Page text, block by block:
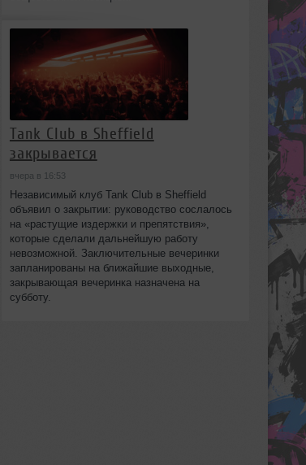
Tank Club в Sheffield
закрывается
вчера в 16:53
Независимый клуб Tank Club в Sheffield
объявил о закрытии: руководство сослалось
на «растущие издержки и препятствия»,
которые сделали дальнейшую работу
невозможной. Заключительные вечеринки
запланированы на ближайшие выходные,
закрывающая вечеринка назначена на
субботу.